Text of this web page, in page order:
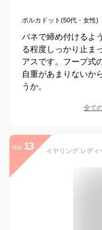
ポルカドット(50代・女性)
バネで締め付けるよ
る程度しっかり止ま
アスです。フープ式
自重があまりないか
うか。
全て
no. 13